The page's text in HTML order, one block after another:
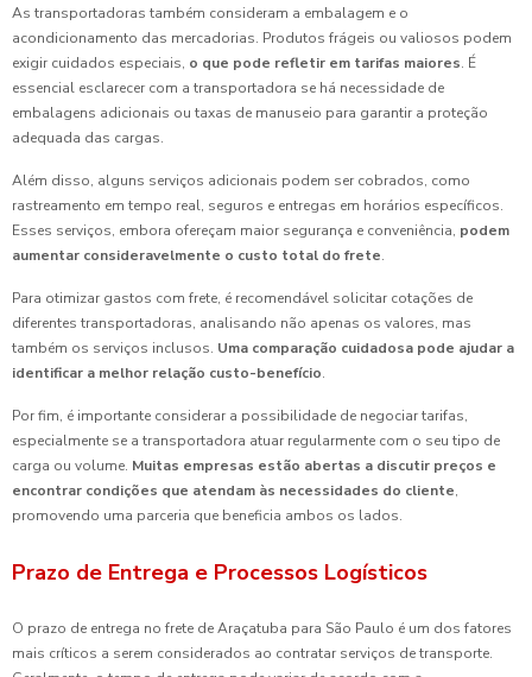
As transportadoras também consideram a embalagem e o
acondicionamento das mercadorias. Produtos frágeis ou valiosos podem
exigir cuidados especiais, o que pode refletir em tarifas maiores. É
essencial esclarecer com a transportadora se há necessidade de
embalagens adicionais ou taxas de manuseio para garantir a proteção
adequada das cargas.
Além disso, alguns serviços adicionais podem ser cobrados, como
rastreamento em tempo real, seguros e entregas em horários específicos.
Esses serviços, embora ofereçam maior segurança e conveniência, podem
aumentar consideravelmente o custo total do frete.
Para otimizar gastos com frete, é recomendável solicitar cotações de
diferentes transportadoras, analisando não apenas os valores, mas
também os serviços inclusos. Uma comparação cuidadosa pode ajudar a
identificar a melhor relação custo-benefício.
Por fim, é importante considerar a possibilidade de negociar tarifas,
especialmente se a transportadora atuar regularmente com o seu tipo de
carga ou volume. Muitas empresas estão abertas a discutir preços e
encontrar condições que atendam às necessidades do cliente,
promovendo uma parceria que beneficia ambos os lados.
Prazo de Entrega e Processos Logísticos
O prazo de entrega no frete de Araçatuba para São Paulo é um dos fatores
mais críticos a serem considerados ao contratar serviços de transporte.